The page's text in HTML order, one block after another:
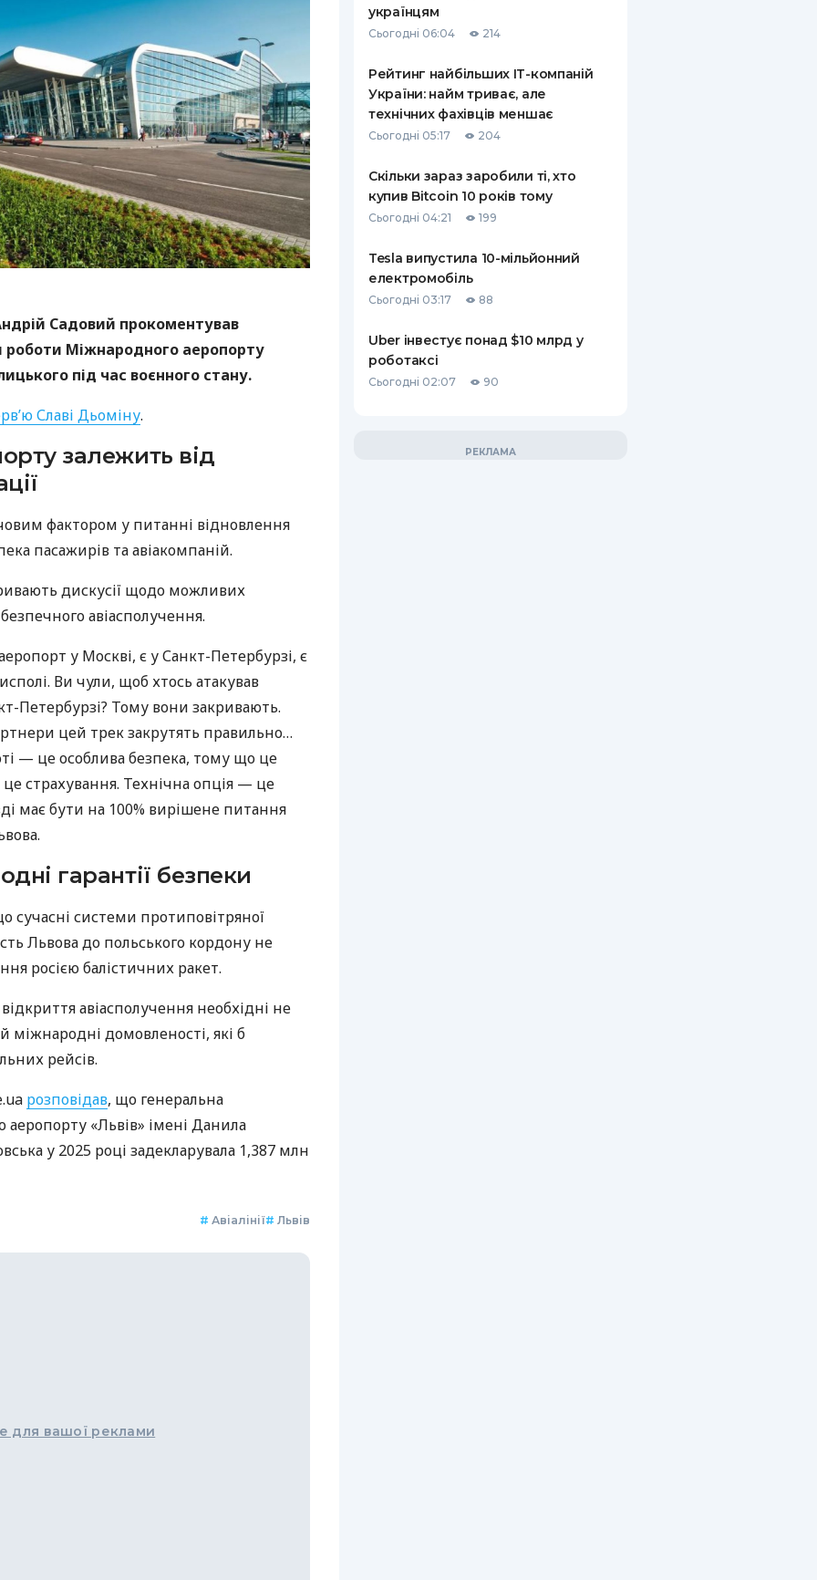
ЩОМІСЯЧНИЙ ОГЛЯД
КЕШБЕКУ
ПУТІВНИКИ ПО
БАНКІВСЬКИХ КАРТКАХ
ПУТІВНИКИ ПО
ВСІ СТРАХОВІ ПОЛІСИ
СТРАХОВІ КОМПАНІЇ
КОМПАНІЇ
ДОСТАВКА І ОПЛАТА
Садовий прокоментував
роботи Міжнародного аеропорту
під час воєнного стану.
Славі Дьоміну.
залежить від
фактором у питанні відновлення
пасажирів та авіакомпаній.
дискусії щодо можливих
авіасполучення.
у Москві, є у Санкт-Петербурзі, є
Ви чули, щоб хтось атакував
Петербурзі? Тому вони закривають.
цей трек закрутять правильно…
— це особлива безпека, тому що це
це страхування. Технічна опція — це
має бути на 100% вирішене питання
гарантії безпеки
сучасні системи протиповітряної
Львова до польського кордону не
росією балістичних ракет.
авіасполучення необхідні не
міжнародні домовленості, які б
рейсів.
розповідав, що генеральна
«Львів» імені Данила
у 2025 році задекларувала 1,387 млн
# Авіалінії# Львів
для вашої реклами
українцям
Сьогодні 06:04 214
Рейтинг найбільших ІТ-компаній
України: найм триває, але
технічних фахівців меншає
Сьогодні 05:17 204
Скільки зараз заробили ті, хто
купив Bitcoin 10 років тому
Сьогодні 04:21 199
Tesla випустила 10-мільйонний
електромобіль
Сьогодні 03:17 88
Uber інвестує понад $10 млрд у
роботаксі
Сьогодні 02:07 90